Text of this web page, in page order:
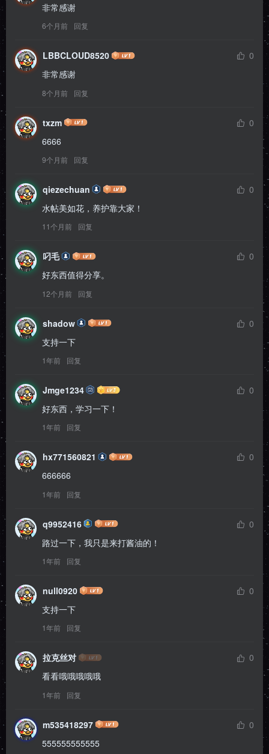
非常感谢
6个月前 回复
LBBCLOUD8520
0
非常感谢
8个月前 回复
txzm
0
6666
9个月前 回复
qiezechuan
0
水帖美如花，养护靠大家！
11个月前 回复
叼毛
0
好东西值得分享。
12个月前 回复
shadow
0
支持一下
1年前 回复
Jmge1234
0
好东西，学习一下！
1年前 回复
hx771560821
0
666666
1年前 回复
q9952416
0
路过一下，我只是来打酱油的！
1年前 回复
null0920
0
支持一下
1年前 回复
拉克丝对
0
看看哦哦哦哦哦
1年前 回复
m535418297
0
555555555555